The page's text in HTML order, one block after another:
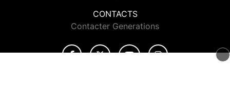
CONTACTS
Contacter Generations